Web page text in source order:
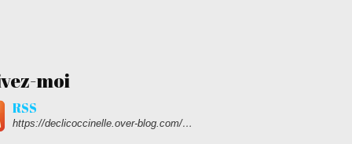
moi
RSS
https://declicoccinelle.over-blog.com/rss